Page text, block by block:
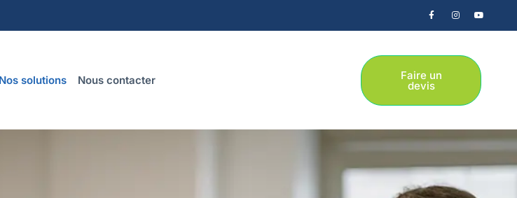
Nos solutions Nous contacter Faire un
devis